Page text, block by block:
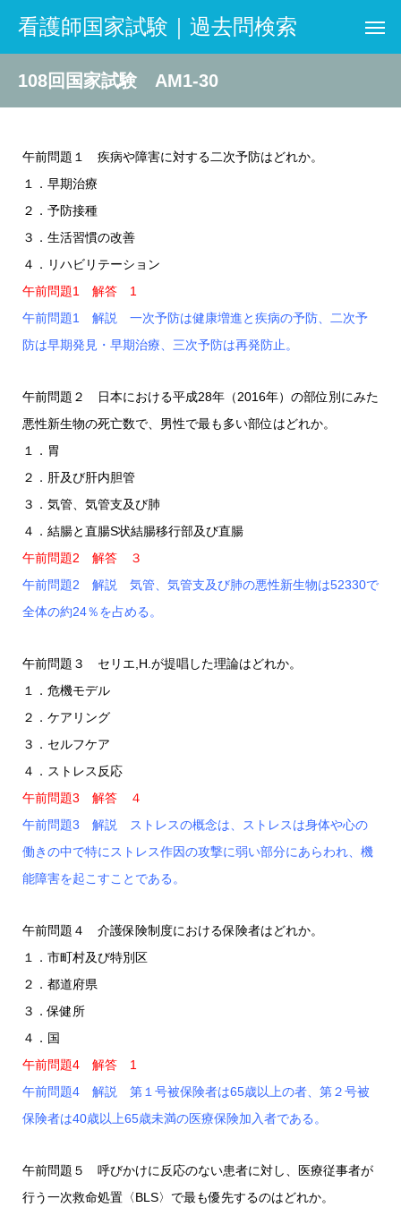
看護師国家試験｜過去問検索
108回国家試験 AM1-30
午前問題１ 疾病や障害に対する二次予防はどれか。
１．早期治療
２．予防接種
３．生活習慣の改善
４．リハビリテーション
午前問題1 解答 1
午前問題1 解説 一次予防は健康増進と疾病の予防、二次予
防は早期発見・早期治療、三次予防は再発防止。
午前問題２ 日本における平成28年（2016年）の部位別にみた
悪性新生物の死亡数で、男性で最も多い部位はどれか。
１．胃
２．肝及び肝内胆管
３．気管、気管支及び肺
４．結腸と直腸S状結腸移行部及び直腸
午前問題2 解答 ３
午前問題2 解説 気管、気管支及び肺の悪性新生物は52330で
全体の約24％を占める。
午前問題３ セリエ,H.が提唱した理論はどれか。
１．危機モデル
２．ケアリング
３．セルフケア
４．ストレス反応
午前問題3 解答 ４
午前問題3 解説 ストレスの概念は、ストレスは身体や心の
働きの中で特にストレス作因の攻撃に弱い部分にあらわれ、機
能障害を起こすことである。
午前問題４ 介護保険制度における保険者はどれか。
１．市町村及び特別区
２．都道府県
３．保健所
４．国
午前問題4 解答 1
午前問題4 解説 第１号被保険者は65歳以上の者、第２号被
保険者は40歳以上65歳未満の医療保険加入者である。
午前問題５ 呼びかけに反応のない患者に対し、医療従事者が
行う一次救命処置〈BLS〉で最も優先するのはどれか。